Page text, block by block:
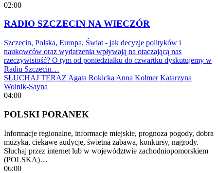
02:00
RADIO SZCZECIN NA WIECZÓR
Szczecin, Polska, Europa, Świat - jak decyzje polityków i
naukowców oraz wydarzenia wpływają na otaczającą nas
rzeczywistość? O tym od poniedziałku do czwartku dyskutujemy w
Radiu Szczecin…
SŁUCHAJ TERAZ Agata Rokicka Anna Kolmer Katarzyna
Wolnik-Sayna
04:00
POLSKI PORANEK
Informacje regionalne, informacje miejskie, prognoza pogody, dobra
muzyka, ciekawe audycje, świetna zabawa, konkursy, nagrody.
Słuchaj przez internet lub w województwie zachodniopomorskiem
(POLSKA)…
06:00